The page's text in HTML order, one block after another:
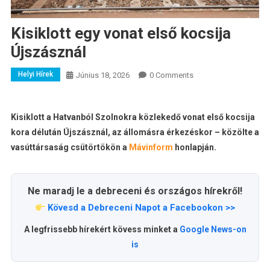
Kisiklott egy vonat első kocsija
Újszásznál
Helyi Hírek Június 18, 2026 0 Comments
Kisiklott a Hatvanból Szolnokra közlekedő vonat első kocsija
kora délután Újszásznál, az állomásra érkezéskor – közölte a
vasúttársaság csütörtökön a Mávinform honlapján.
Ne maradj le a debreceni és országos hírekről!
Kövesd a Debreceni Napot a Facebookon >>
A legfrissebb hírekért kövess minket a Google News-on
is